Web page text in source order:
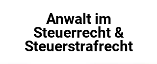
Anwalt im
Steuerrecht &
Steuerstrafrecht